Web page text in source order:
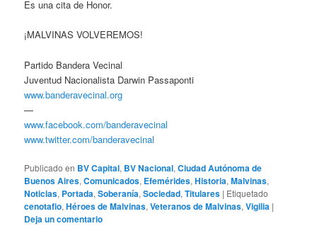
Es una cita de Honor.
¡MALVINAS VOLVEREMOS!
Partido Bandera Vecinal
Juventud Nacionalista Darwin Passaponti
www.banderavecinal.org
—
www.facebook.com/banderavecinal
www.twitter.com/banderavecinal
Publicado en BV Capital, BV Nacional,Ciudad Autónoma de
Buenos Aires,Comunicados, Efemérides,Historia,Malvinas,
Noticias, Portada,Soberanía,Sociedad,Titulares | Etiquetado
cenotafio,Héroes de Malvinas,Veteranos de Malvinas,Vigilia |
Deja un comentario